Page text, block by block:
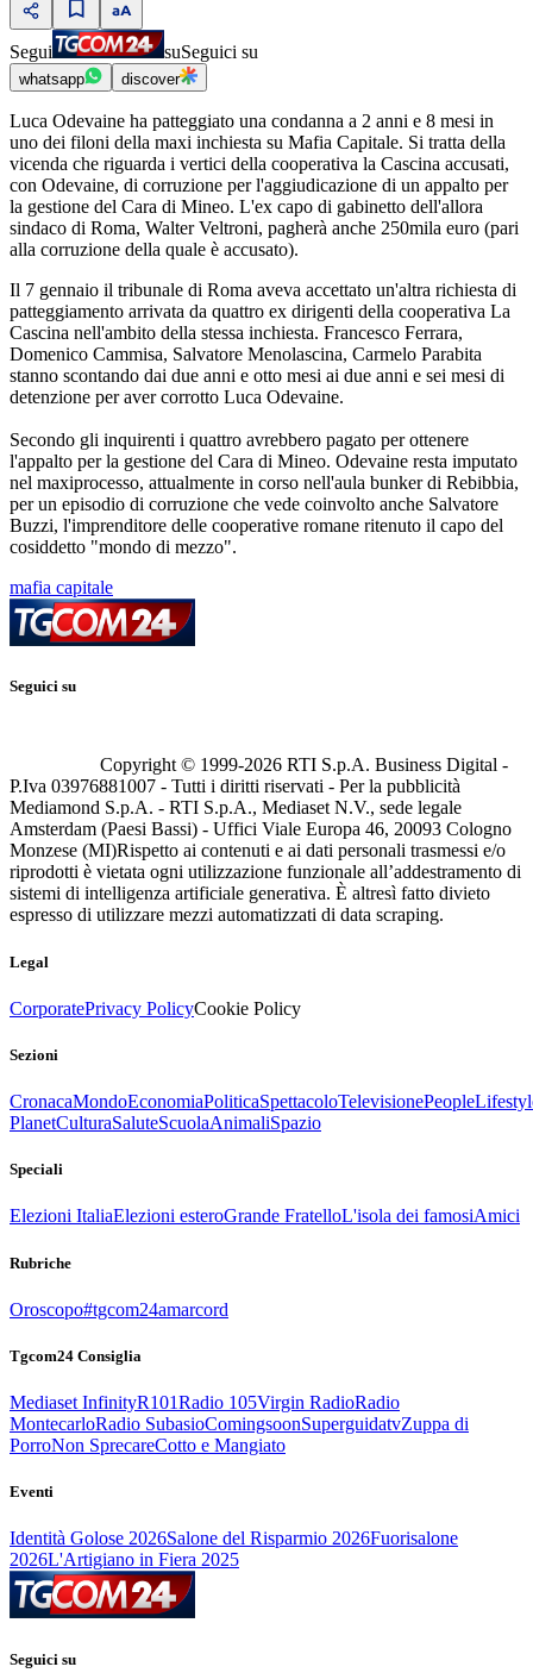
Segui suSeguici su
whatsapp discover
Luca Odevaine ha patteggiato una condanna a 2 anni e 8 mesi in
uno dei filoni della maxi inchiesta su Mafia Capitale. Si tratta della
vicenda che riguarda i vertici della cooperativa la Cascina accusati,
con Odevaine, di corruzione per l'aggiudicazione di un appalto per
la gestione del Cara di Mineo. L'ex capo di gabinetto dell'allora
sindaco di Roma, Walter Veltroni, pagherà anche 250mila euro (pari
alla corruzione della quale è accusato).
Il 7 gennaio il tribunale di Roma aveva accettato un'altra richiesta di
patteggiamento arrivata da quattro ex dirigenti della cooperativa La
Cascina nell'ambito della stessa inchiesta. Francesco Ferrara,
Domenico Cammisa, Salvatore Menolascina, Carmelo Parabita
stanno scontando dai due anni e otto mesi ai due anni e sei mesi di
detenzione per aver corrotto Luca Odevaine.
Secondo gli inquirenti i quattro avrebbero pagato per ottenere
l'appalto per la gestione del Cara di Mineo. Odevaine resta imputato
nel maxiprocesso, attualmente in corso nell'aula bunker di Rebibbia,
per un episodio di corruzione che vede coinvolto anche Salvatore
Buzzi, l'imprenditore delle cooperative romane ritenuto il capo del
cosiddetto "mondo di mezzo".
mafia capitale
Seguici su
Copyright © 1999-2026 RTI S.p.A. Business Digital -
P.Iva 03976881007 - Tutti i diritti riservati - Per la pubblicità
Mediamond S.p.A. - RTI S.p.A., Mediaset N.V., sede legale
Amsterdam (Paesi Bassi) - Uffici Viale Europa 46, 20093 Cologno
Monzese (MI)Rispetto ai contenuti e ai dati personali trasmessi e/o
riprodotti è vietata ogni utilizzazione funzionale all’addestramento di
sistemi di intelligenza artificiale generativa. È altresì fatto divieto
espresso di utilizzare mezzi automatizzati di data scraping.
Legal
CorporatePrivacy PolicyCookie Policy
Sezioni
CronacaMondoEconomiaPoliticaSpettacoloTelevisionePeople
PlanetCulturaSaluteScuolaAnimaliSpazio
Speciali
Elezioni ItaliaElezioni esteroGrande FratelloL'isola dei famosiAmici
Rubriche
Oroscopo#tgcom24amarcord
Tgcom24 Consiglia
Mediaset InfinityR101Radio 105Virgin RadioRadio
MontecarloRadio SubasioComingsoonSuperguidatvZuppa di
PorroNon SprecareCotto e Mangiato
Eventi
Identità Golose 2026Salone del Risparmio 2026Fuorisalone
2026L'Artigiano in Fiera 2025
Seguici su